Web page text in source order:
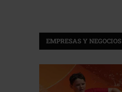
EMPRESAS Y NEGOCIOS